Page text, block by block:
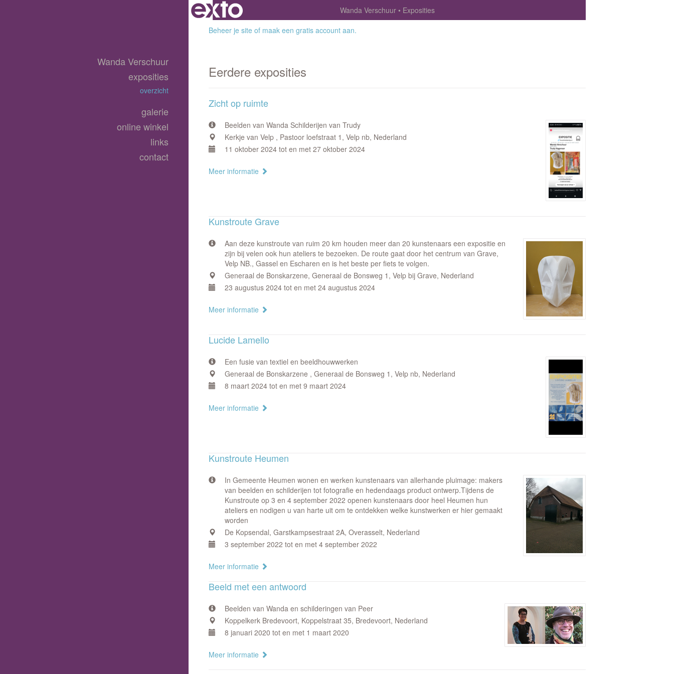
Wanda Verschuur
Exposities
Beheer je site of maak een gratis account aan.
Eerdere exposities
Zicht op ruimte
Beelden van Wanda Schilderijen van Trudy
Kerkje van Velp , Pastoor loefstraat 1, Velp nb, Nederland
11 oktober 2024 tot en met 27 oktober 2024
Meer informatie
Kunstroute Grave
Aan deze kunstroute van ruim 20 km houden meer dan 20 kunstenaars een expositie en
zijn bij velen ook hun ateliers te bezoeken. De route gaat door het centrum van Grave,
Velp NB., Gassel en Escharen en is het beste per fiets te volgen.
Generaal de Bonskarzene, Generaal de Bonsweg 1, Velp bij Grave, Nederland
23 augustus 2024 tot en met 24 augustus 2024
Meer informatie
Lucide Lamello
Een fusie van textiel en beeldhouwwerken
Generaal de Bonskarzene , Generaal de Bonsweg 1, Velp nb, Nederland
8 maart 2024 tot en met 9 maart 2024
Meer informatie
Kunstroute Heumen
In Gemeente Heumen wonen en werken kunstenaars van allerhande pluimage: makers
van beelden en schilderijen tot fotografie en hedendaags product ontwerp. ​Tijdens de
Kunstroute op 3 en 4 september 2022 openen kunstenaars door heel Heumen hun
ateliers en nodigen u van harte uit om te ontdekken welke kunstwerken er hier gemaakt
worden ​
De Kopsendal, Garstkampsestraat 2A, Overasselt, Nederland
3 september 2022 tot en met 4 september 2022
Meer informatie
Beeld met een antwoord
Beelden van Wanda en schilderingen van Peer
Koppelkerk Bredevoort, Koppelstraat 35, Bredevoort, Nederland
8 januari 2020 tot en met 1 maart 2020
Meer informatie
Wanda Verschuur
exposities
overzicht
galerie
online winkel
links
contact